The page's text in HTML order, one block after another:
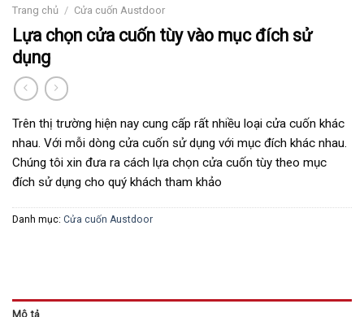
Trang chủ / Cửa cuốn Austdoor
Lựa chọn cửa cuốn tùy vào mục đích sử
dụng
Trên thị trường hiện nay cung cấp rất nhiều loại cửa cuốn khác
nhau. Với mỗi dòng cửa cuốn sử dụng với mục đích khác nhau.
Chúng tôi xin đưa ra cách lựa chọn cửa cuốn tùy theo mục
đích sử dụng cho quý khách tham khảo
Danh mục: Cửa cuốn Austdoor
Mô tả